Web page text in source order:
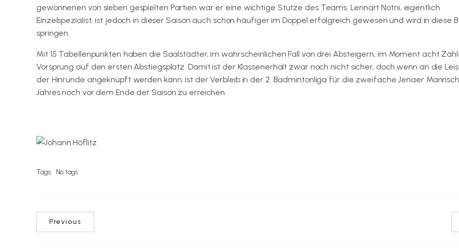
gewonnenen von sieben gespielten Partien war er eine wichtige Stütze des Teams. Lennart Notni, eigentlich
Einzelspezialist, ist jedoch in dieser Saison auch schon häufiger im Doppel erfolgreich gewesen und wird in diese
springen.
Mit 15 Tabellenpunkten haben die Saalstädter, im wahrscheinlichen Fall von drei Absteigern, im Moment acht
Vorsprung auf den ersten Abstiegsplatz. Damit ist der Klassenerhalt zwar noch nicht sicher, doch wenn an die
der Hinrunde angeknüpft werden kann, ist der Verbleib in der 2. Badmintonliga für die zweifache Jenaer
Jahres noch vor dem Ende der Saison zu erreichen.
Tags: No tags
Previous